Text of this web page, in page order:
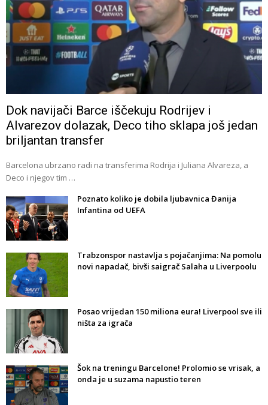
Dok navijači Barce iščekuju Rodrijev i
Alvarezov dolazak, Deco tiho sklapa još jedan
briljantan transfer
Barcelona ubrzano radi na transferima Rodrija i Juliana Alvareza, a
Deco i njegov tim …
Poznato koliko je dobila ljubavnica Đanija
Infantina od UEFA
Trabzonspor nastavlja s pojačanjima: Na pomolu
novi napadač, bivši saigrač Salaha u Liverpoolu
Posao vrijedan 150 miliona eura! Liverpool sve ili
ništa za igrača
Šok na treningu Barcelone! Prolomio se vrisak, a
onda je u suzama napustio teren